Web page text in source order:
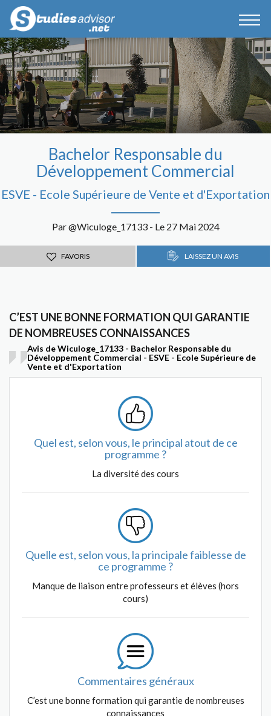
Bachelor Responsable du
Développement Commercial
ESVE - Ecole Supérieure de Vente et d'Exportation
Par @Wiculoge_17133 - Le 27 Mai 2024
FAVORIS LAISSEZ UN AVIS
C’EST UNE BONNE FORMATION QUI GARANTIE
DE NOMBREUSES CONNAISSANCES
Avis de Wiculoge_17133 - Bachelor Responsable du
Développement Commercial - ESVE - Ecole Supérieure de
Vente et d'Exportation
Quel est, selon vous, le principal atout de ce
programme ?
La diversité des cours
Quelle est, selon vous, la principale faiblesse de
ce programme ?
Manque de liaison entre professeurs et élèves (hors
cours)
Commentaires généraux
C’est une bonne formation qui garantie de nombreuses
connaissances